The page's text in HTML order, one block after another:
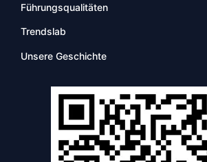
Führungsqualitäten
Trendslab
Unsere Geschichte